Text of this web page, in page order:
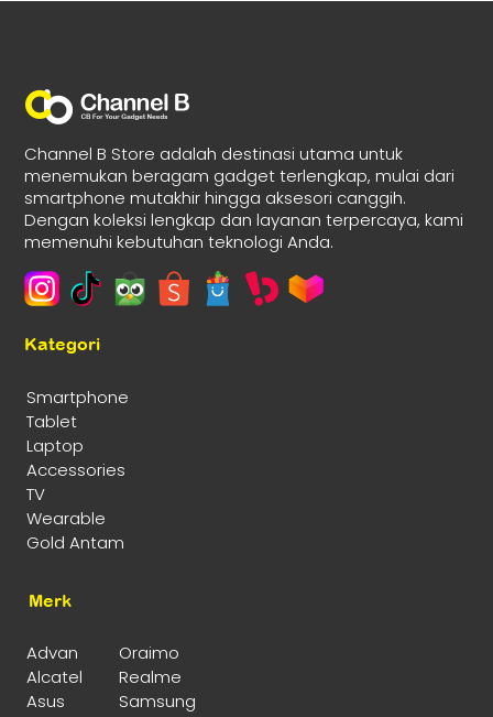
Channel B Store adalah destinasi utama untuk
menemukan beragam gadget terlengkap, mulai dari
smartphone mutakhir hingga aksesori canggih.
Dengan koleksi lengkap dan layanan terpercaya, kami
memenuhi kebutuhan teknologi Anda.
Kategori
Smartphone
Tablet
Laptop
Accessories
TV
Wearable
Gold Antam
Merk
Advan
Oraimo
Alcatel
Realme
Asus
Samsung